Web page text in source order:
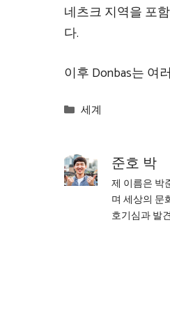
네츠크 지역을 포
다.
이후 Donbas는 여
Categories
세계
준호 박
제 이름은 박
며 세상의 문
호기심과 발